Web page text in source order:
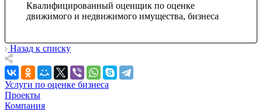
Квалифицированный оценщик по оценке
движимого и недвижимого имущества, бизнеса
Назад к списку
Услуги по оценке бизнеса
Проекты
Компания
Каспийск
Кемерово
Керчь
Кизляр
Кимры
Кингисепп